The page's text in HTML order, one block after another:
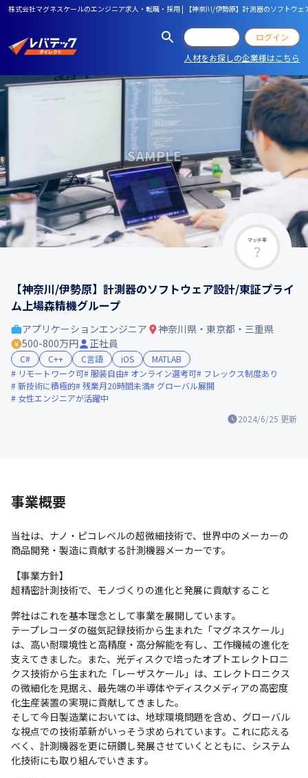
株式会社マグネスケールのエンジニア求人・転職・採用 | 【神奈川/伊勢原】計測器のソフトウ
ログイン
人材をお探しの企業様はこちら
マッチ率
【神奈川/伊勢原】計測器のソフトウェア設計/東証プライ
ム上場森精機グループ
2024/6/25 更新
アプリケーションエンジニア
神奈川県・東京都・三重県
500-800万円
正社員
C# C++ C言語 iOS
MATLAB
リモートワーク可 服装自由 オンライン選考可
フレックス制度あり
新技術に積極的 残業月20時間未満
グローバル展開
女性エンジニアが活躍中
事業概要
当社は、ナノ・ピコレベルの超微細技術で、世界中のメーカーの
商品開発・製造に貢献する計測機器メーカーです。
【事業方針】
超精密計測技術で、モノづくりの進化と発展に貢献すること
弊社はこれを基本理念として事業を展開しています。
テープレコーダの磁気記録技術から生まれた「マグネスケール」
は、高い耐環境性と高精度・高分解能を有し、工作機械の進化を
支えてきました。また、光ディスクで培ったオプトエレクトロニ
クス技術から生まれた「レーザスケール」は、エレクトロニクス
の微細化を見据え、最先端の半導体やディスクメディアの高密度
化生産装置の実現に貢献してきました。
そして今日製造業においては、地球環境問題を含め、グローバル
な視点での技術革新がいっそう求められています。これに応える
べく、計測機器を更に研鑽し発展させていくとともに、システム
化技術にも取り組んでいきます。